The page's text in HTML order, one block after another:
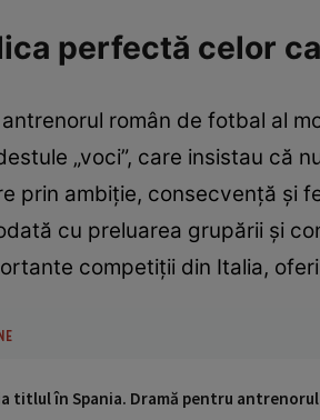
perfectă celor
român de fotbal al
„voci”, care insistau că
prin ambiție, consecvență și
cu preluarea grupării și
competiții din Italia,
titlul în Spania. Dramă pentru